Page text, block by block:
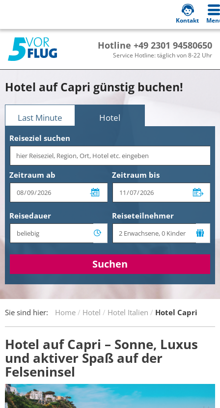
Hotline +49 2301 94580650
Service Hotline: täglich von 8-22 Uhr
Kontakt
Hotel auf Capri günstig buchen!
Last Minute Hotel
Reiseziel suchen
Zeitraum ab Zeitraum bis
Reisedauer Reiseteilnehmer
Suchen
Sie sind hier: Home Hotel Hotel Italien Hotel Capri
Hotel auf Capri – Sonne, Luxus
und aktiver Spaß auf der
Felseninsel